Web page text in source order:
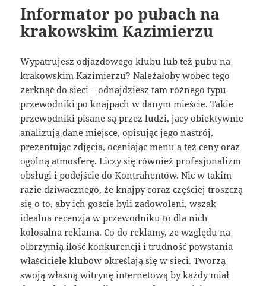
Informator po pubach na
krakowskim Kazimierzu
Wypatrujesz odjazdowego klubu lub też pubu na
krakowskim Kazimierzu? Należałoby wobec tego
zerknąć do sieci – odnajdziesz tam różnego typu
przewodniki po knajpach w danym mieście. Takie
przewodniki pisane są przez ludzi, jacy obiektywnie
analizują dane miejsce, opisując jego nastrój,
prezentując zdjęcia, oceniając menu a też ceny oraz
ogólną atmosferę. Liczy się również profesjonalizm
obsługi i podejście do Kontrahentów. Nic w takim
razie dziwacznego, że knajpy coraz częściej troszczą
się o to, aby ich goście byli zadowoleni, wszak
idealna recenzja w przewodniku to dla nich
kolosalna reklama. Co do reklamy, ze względu na
olbrzymią ilość konkurencji i trudność powstania
właściciele klubów określają się w sieci. Tworzą
swoją własną witrynę internetową by każdy miał